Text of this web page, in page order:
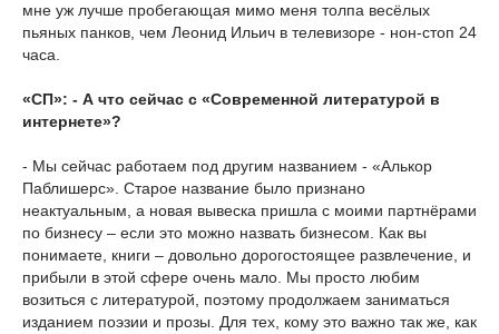
мне уж лучше пробегающая мимо меня толпа весёлых
пьяных панков, чем Леонид Ильич в телевизоре - нон-стоп 24
часа.
«СП»: - А что сейчас с «Современной литературой в
интернете»?
- Мы сейчас работаем под другим названием - «Алькор
Паблишерс». Старое название было признано
неактуальным, а новая вывеска пришла с моими партнёрами
по бизнесу – если это можно назвать бизнесом. Как вы
понимаете, книги – довольно дорогостоящее развлечение, и
прибыли в этой сфере очень мало. Мы просто любим
возиться с литературой, поэтому продолжаем заниматься
изданием поэзии и прозы. Для тех, кому это важно так же, как